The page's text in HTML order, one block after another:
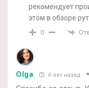
рекомендует
этом в обзоре
0
Olga 6 лет назад